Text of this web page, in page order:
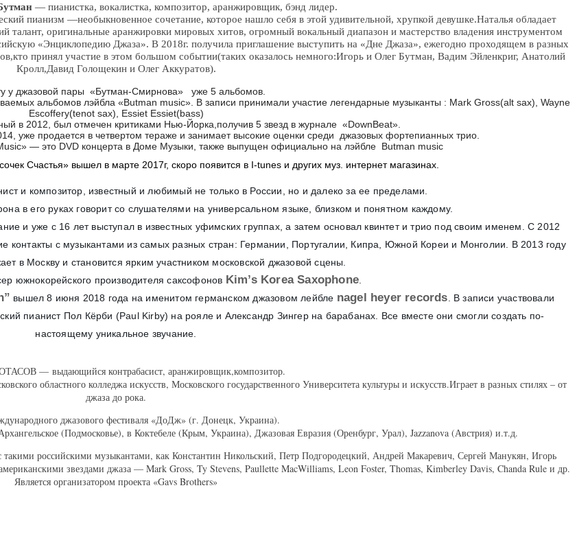
— пианистка, вокалистка, композитор, аранжировщик, бэнд лидер.
пианизм —необыкновенное сочетание, которое нашло себя в этой удивительной, хрупкой девушке.Наталья обладает
талант, оригинальные аранжировки мировых хитов, огромный вокальный диапазон и мастерство владения инструментом
«Энциклопедию Джаза». В 2018г. получила приглашение выступить на «Дне Джаза», ежегодно проходящем в разных
,кто принял участие в этом большом событии(таких оказалось немного:Игорь и Олег Бутман, Вадим Эйленкриг, Анатолий
Кролл,Давид Голощекин и Олег Аккуратов).
у джазовой пары «Бутман-Смирнова» уже 5 альбомов.
альбомов лэйбла «Butman music». В записи принимали участие легендарные музыканты : Mark Gross(alt sax), Wayne
Escoffery(tenot sax), Essiet Essiet(bass)
в 2012, был отмечен критиками Нью-Йорка,получив 5 звезд в журнале «DownBeat».
уже продается в четвертом тераже и занимает высокие оценки среди джазовых фортепианных трио.
— это DVD концерта в Доме Музыки, также выпущен официально на лэйбле Butman music
Счастья» вышел в марте 2017г, скоро появится в I-tunes и других муз. интернет магазинах.
и композитор, известный и любимый не только в России, но и далеко за ее пределами.
в его руках говорит со слушателями на универсальном языке, близком и понятном каждому.
и уже с 16 лет выступал в известных уфимских группах, а затем основал квинтет и трио под своим именем. С 2012
контакты с музыкантами из самых разных стран: Германии, Португалии, Кипра, Южной Кореи и Монголии. В 2013 году
в Москву и становится ярким участником московской джазовой сцены.
южнокорейского производителя саксофонов Kim’s Korea Saxophone.
вышел 8 июня 2018 года на именитом германском джазовом лейбле nagel heyer records . В записи участвовали
пианист Пол Кёрби (Paul Kirby) на рояле и Александр Зингер на барабанах. Все вместе они смогли создать по-
настоящему уникальное звучание.
— выдающийся контрабасист, аранжировщик,композитор.
областного колледжа искусств, Московского государственного Университета культуры и искусств.Играет в разных стилях – от
джаза до рока.
джазового фестиваля «ДоДж» (г. Донецк, Украина).
(Подмосковье), в Коктебеле (Крым, Украина), Джазовая Евразия (Оренбург, Урал), Jazzanova (Австрия) и.т.д.
такими российскими музыкантами, как Константин Никольский, Петр Подгородецкий, Андрей Макаревич, Сергей Манукян, Игорь
звездами джаза — Mark Gross, Ty Stevens, Paullette MacWilliams, Leon Foster, Thomas, Kimberley Davis, Chanda Rule и др.
Является организатором проекта «Gavs Brothers»